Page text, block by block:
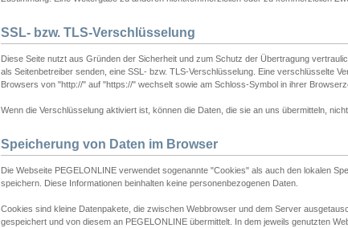
SSL- bzw. TLS-Verschlüsselung
Diese Seite nutzt aus Gründen der Sicherheit und zum Schutz der Übertragung
als Seitenbetreiber senden, eine SSL- bzw. TLS-Verschlüsselung. Eine verschlüsselte
Browsers von "http://" auf "https://" wechselt sowie am Schloss-Symbol in ihrer
Wenn die Verschlüsselung aktiviert ist, können die Daten, die sie an uns übermitteln,
Speicherung von Daten im Browser
Die Webseite PEGELONLINE verwendet sogenannte "Cookies" als auch den lokalen
speichern. Diese Informationen beinhalten keine personenbezogenen Daten.
Cookies sind kleine Datenpakete, die zwischen Webbrowser und dem Server
gespeichert und von diesem an PEGELONLINE übermittelt. In dem jeweils genutzten